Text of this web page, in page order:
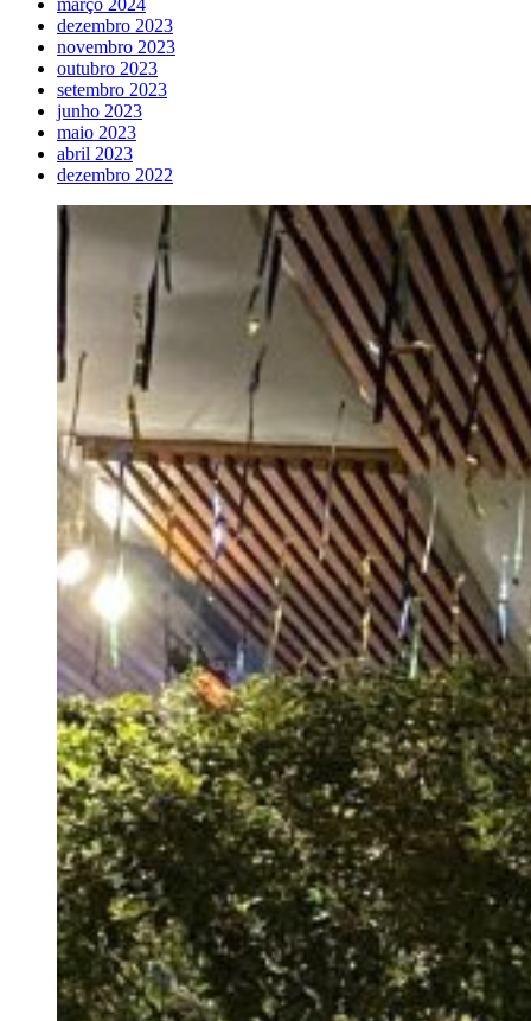
dezembro 2023
novembro 2023
outubro 2023
setembro 2023
junho 2023
maio 2023
abril 2023
dezembro 2022